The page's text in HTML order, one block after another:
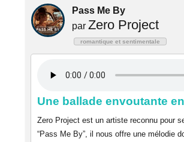
Pass Me By
par Zero Project
romantique et sentimentale
Une ballade envoutante
Zero Project est un artiste reconnu pour
“Pass Me By”, il nous offre une mélodie